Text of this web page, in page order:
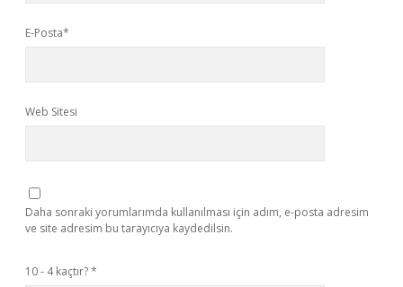
E-Posta*
Web Sitesi
Daha sonraki yorumlarımda kullanılması için adım, e-posta adresim
ve site adresim bu tarayıcıya kaydedilsin.
10 - 4 kaçtır?*